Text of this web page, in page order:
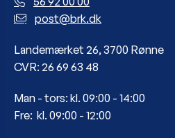
post@brk.dk
Landemærket 26, 3700 Rønne
CVR: 26 69 63 48
Man - tors: kl. 09:00 - 14:00
Fre: kl. 09:00 - 12:00